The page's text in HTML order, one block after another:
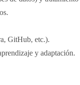
GitHub, etc.).
y adaptación.